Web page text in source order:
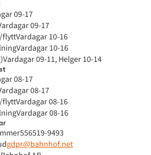
09-17
09-17
flyttVardagar 10-16
Vardagar 10-16
)Vardagar 09-11, Helger 10-14
08-17
08-17
flyttVardagar 08-16
Vardagar 08-16
556519-9493
gdpr@bahnhof.net